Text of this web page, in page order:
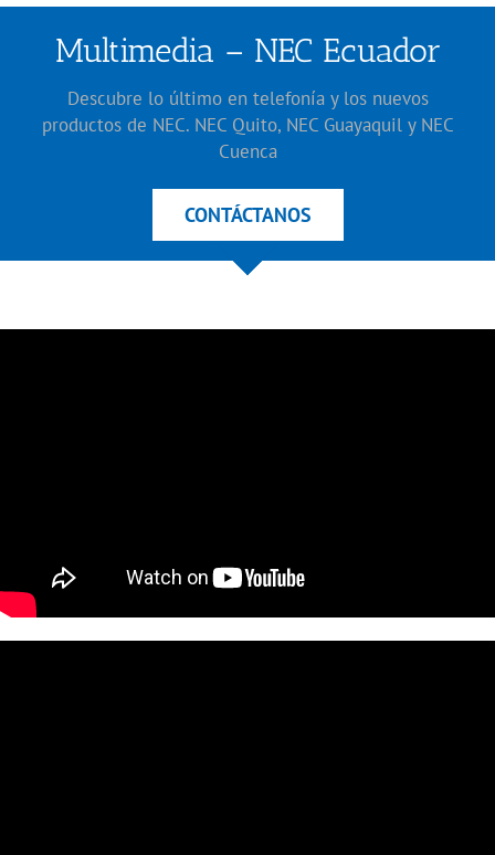
Multimedia – NEC Ecuador
Descubre lo último en telefonía y los nuevos
productos de NEC. NEC Quito, NEC Guayaquil y NEC
Cuenca
CONTÁCTANOS